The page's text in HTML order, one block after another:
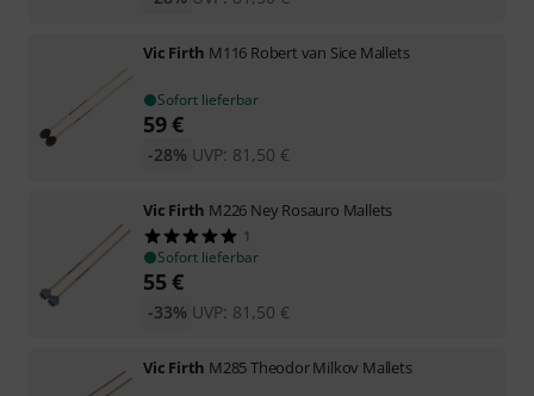
Vic Firth M116 Robert van Sice Mallets
Sofort lieferbar
59€
UVP: 81,50 €
-28%
Vic Firth M226 Ney Rosauro Mallets
1
Sofort lieferbar
55€
UVP: 81,50 €
-33%
Vic Firth M285 Theodor Milkov Mallets